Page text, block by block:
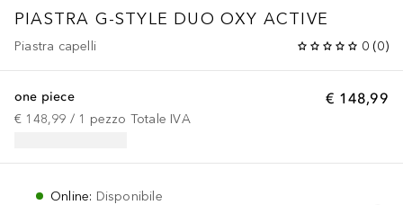
PIASTRA G-STYLE DUO OXY ACTIVE
Piastra capelli 0 (0)
€ 148,99
one piece
€ 148,99 / 1 pezzo Totale IVA
Online: Disponibile